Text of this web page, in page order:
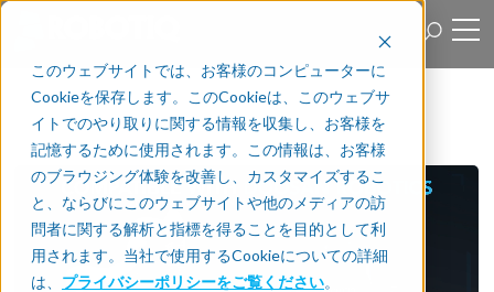
このウェブサイトでは、お客様のコンピューターに
Cookieを保存します。このCookieは、このウェブサ
イトでのやり取りに関する情報を収集し、お客様を
記憶するために使用されます。この情報は、お客様
のブラウジング体験を改善し、カスタマイズするこ
と、ならびにこのウェブサイトや他のメディアの訪
問者に関する解析と指標を得ることを目的として利
用されます。当社で使用するCookieについての詳細
は、 プライバシーポリシーをご覧ください。